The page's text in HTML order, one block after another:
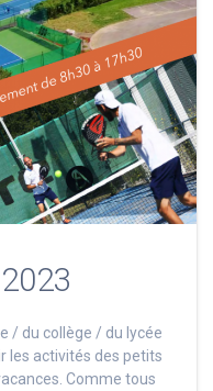
/ du collège / du lycée
les activités des petits
Comme tous